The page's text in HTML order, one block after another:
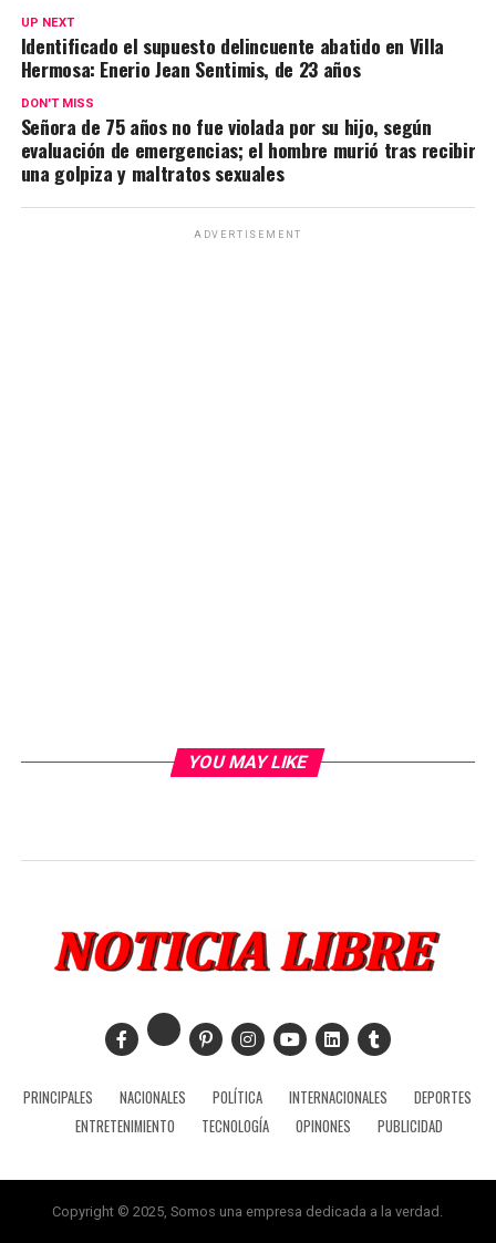
UP NEXT
Identificado el supuesto delincuente abatido en Villa
Hermosa: Enerio Jean Sentimis, de 23 años
DON'T MISS
Señora de 75 años no fue violada por su hijo, según
evaluación de emergencias; el hombre murió tras recibir
una golpiza y maltratos sexuales
ADVERTISEMENT
YOU MAY LIKE
PRINCIPALES NACIONALES POLÍTICA INTERNACIONALES
DEPORTES
ENTRETENIMIENTO
TECNOLOGÍA OPINONES PUBLICIDAD
Copyright © 2025, Somos una empresa dedicada a la verdad.